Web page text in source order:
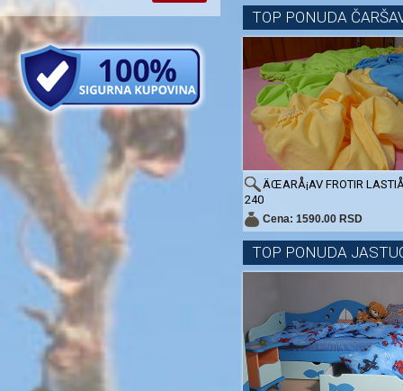
TOP PONUDA
ÄŒARÅ¡AV FROTIR
240
Cena: 1590.00 RSD
TOP PONUDA